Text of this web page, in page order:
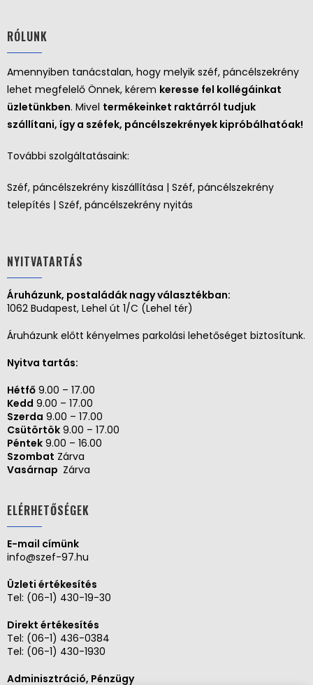
RÓLUNK
Amennyiben tanácstalan, hogy melyik széf, páncélszekrény
lehet megfelelő Önnek, kérem keresse fel kollégáinkat
üzletünkben. Mivel termékeinket raktárról tudjuk
szállítani, így a széfek, páncélszekrények kipróbálhatóak!
További szolgáltatásaink:
Széf, páncélszekrény kiszállítása | Széf, páncélszekrény
telepítés | Széf, páncélszekrény nyitás
NYITVATARTÁS
Áruházunk, postaládák nagy választékban:
1062 Budapest, Lehel út 1/C (Lehel tér)
Áruházunk előtt kényelmes parkolási lehetőséget biztosítunk.
Nyitva tartás:
Hétfő 9.00 – 17.00
Kedd 9.00 – 17.00
Szerda 9.00 – 17.00
Csütörtök 9.00 – 17.00
Péntek 9.00 – 16.00
Szombat Zárva
Vasárnap Zárva
ELÉRHETŐSÉGEK
E-mail címünk
info@szef-97.hu
Üzleti értékesítés
Tel: (06-1) 430-19-30
Direkt értékesítés
Tel: (06-1) 436-0384
Tel: (06-1) 430-1930
Adminisztráció, Pénzügy